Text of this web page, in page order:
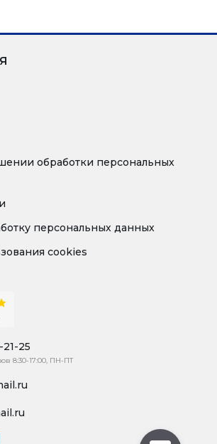
обработки персональных
персональных данных
cookies
25
8:30-17:00, ПН-ПТ